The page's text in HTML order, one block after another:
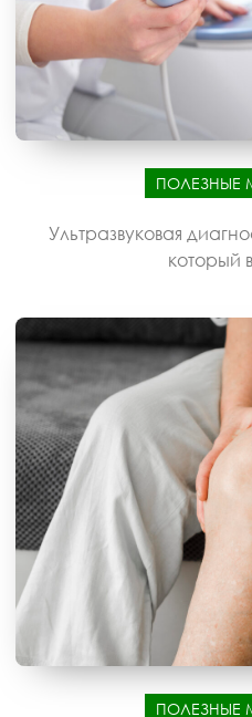
ПОЛЕЗНЫЕ
Ультразвуковая
который
ПОЛЕЗНЫЕ